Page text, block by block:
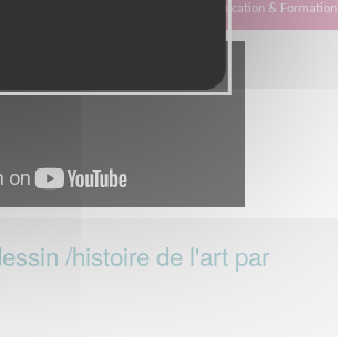
Éducation & Formation
/histoire de l'art par